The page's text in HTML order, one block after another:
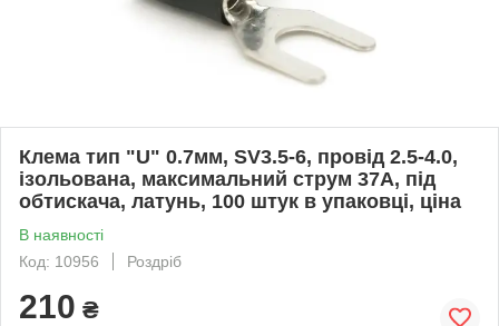
Клема тип "U" 0.7мм, SV3.5-6, провід 2.5-4.0,
ізольована, максимальний струм 37А, під
обтискача, латунь, 100 штук в упаковці, ціна
В наявності
Код: 10956
Роздріб
210 ₴